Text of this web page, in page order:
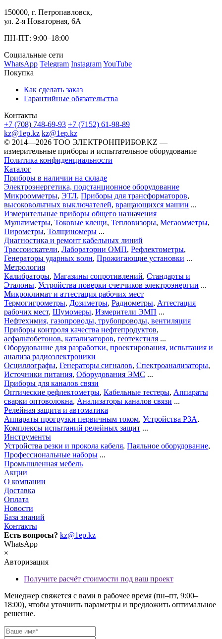
150000, г. Петропавловск,
ул. 2-я Новаторная, 6А
ПН-ПТ: 9:00–18:00
Социальные сети
WhatsApp Telegram InstagramYouTube
Покупка
Как сделать заказ
Гарантийные обязательства
Контакты
+7 (708) 748-69-93 +7 (7152) 61-98-89
kz@1ep.kz kz@1ep.kz
©️ 2014—2026 ТОО ЭЛЕКТРОНПРИБОР.KZ —
измерительные приборы и испытательное оборудование
Политика конфиденциальности
Каталог
Приборы в наличии на складе
Электроэнергетика, подстанционное оборудование
Микроомметры, ЭТЛ, Приборы для трансформаторов,
высоковольтных выключателей, вращающихся машин ...
Измерительные приборы общего назначения
Мультиметры, Токовые клещи, Тепловизоры, Мегаомметры,
Пирометры, Толщиномеры ...
Диагностика и ремонт кабельных линий
Трассоискатели, Лаборатории ОМП, Рефлектометры,
Генераторы ударных волн, Прожигающие установки ...
Метрология
Калибраторы, Магазины сопротивлений, Стандарты и
Эталоны, Устройства поверки счетчиков электроэнергии ...
Микроклимат и аттестация рабочих мест
Термогигрометры, Дозиметры, Радиометры, Аттестация
рабочих мест, Шумомеры, Измерители ЭМП ...
Нефтехимия, газопроводы, трубопроводы, вентиляция
Приборы контроля качества нефтепродуктов,
асфальтобетонов, катализаторов, геотекстиля ...
Оборудование для разработки, проектирования, испытания и
анализа радиоэлектроники
Осциллографы, Генераторы сигналов, Спектроанализаторы,
Источники питания, Оборудования ЭМС ...
Приборы для каналов связи
Оптические рефлектометры, Кабельные тестеры, Аппараты
сварки оптоволокна, Анализаторы каналов связи ...
Релейная защита и автоматика
Аппараты прогрузки первичным током, Устройства РЗА,
Комплексы испытаний релейных защит ...
Инструменты
Устройства резки и прокола кабеля, Паяльное оборудование,
Профессиональные наборы ...
Промышленная мебель
Акции
О компании
Доставка
Оплата
Новости
База знаний
Контакты
Есть вопросы? kz@1ep.kz
WhatsApp
×
Авторизация
Получите расчёт стоимости под ваш проект
Менеджер свяжется с вами в рабочее время (пн–пт, 9:00–
18:00), чтобы уточнить параметры и предложить оптимальное
решение.